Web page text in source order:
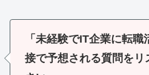
「未経験でIT企業に転
接で予想される質問を